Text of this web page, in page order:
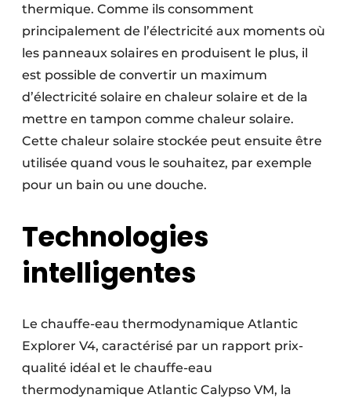
thermique. Comme ils consomment
principalement de l’électricité aux moments où
les panneaux solaires en produisent le plus, il
est possible de convertir un maximum
d’électricité solaire en chaleur solaire et de la
mettre en tampon comme chaleur solaire.
Cette chaleur solaire stockée peut ensuite être
utilisée quand vous le souhaitez, par exemple
pour un bain ou une douche.
Technologies
intelligentes
Le chauffe-eau thermodynamique Atlantic
Explorer V4, caractérisé par un rapport prix-
qualité idéal et le chauffe-eau
thermodynamique Atlantic Calypso VM, la